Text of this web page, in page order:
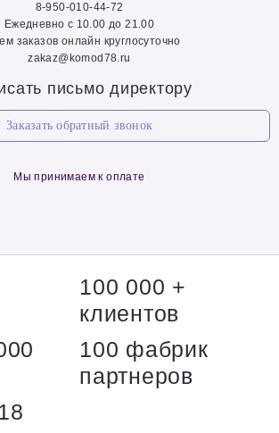
8-950-010-44-72
Ежедневно с 10.00 до 21.00
заказов онлайн круглосуточно
zakaz@komod78.ru
письмо директору
Заказать обратный звонок
Мы принимаем к оплате
100 000 +
клиентов
100 фабрик
партнеров